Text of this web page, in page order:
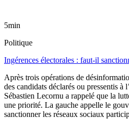
5min
Politique
Ingérences électorales : faut-il
Après trois opérations de
des candidats déclarés ou pressentis à
Sébastien Lecornu a rappelé que la
une priorité. La gauche appelle le
sanctionner les réseaux sociaux